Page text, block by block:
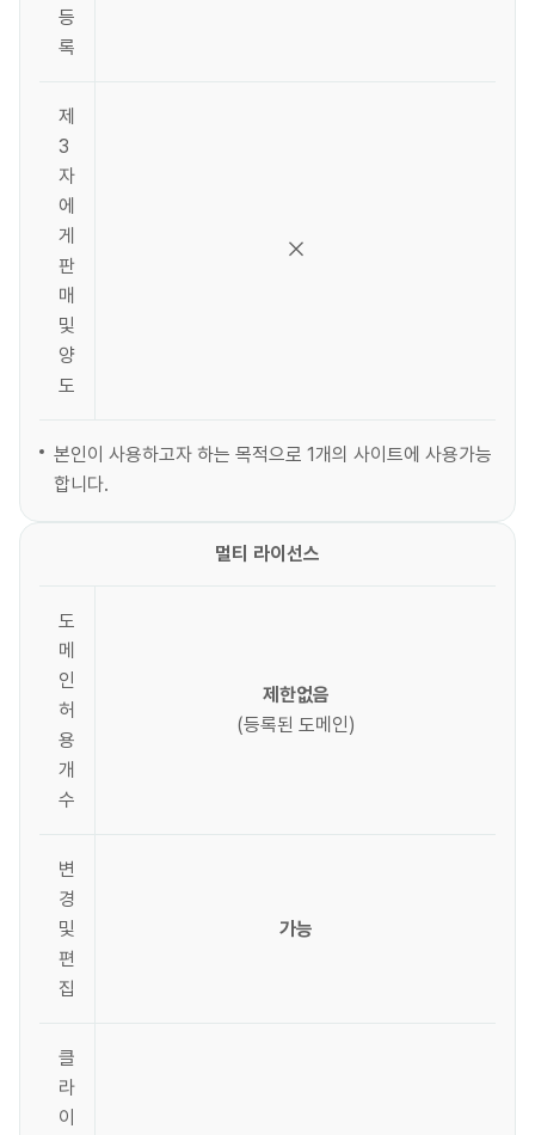
등
록
제
3
자
에
게
판
매
및
양
도
본인이 사용하고자 하는 목적으로 1개의 사이트에 사용가능
합니다.
멀티 라이선스
도
메
인
허
용
개
수
제한없음
(등록된 도메인)
변
경
및
편
집
가능
클
라
이